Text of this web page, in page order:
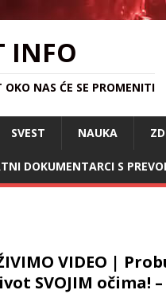
INFO
NAS ĆE SE PROMENITI
SVEST NAUKA
DOKUMENTARCI S
VIDEO |
SVOJIM očima! –